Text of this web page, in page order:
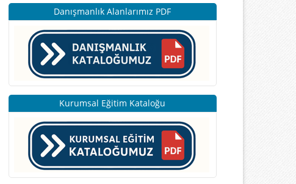
Danışmanlık Alanlarımız PDF
Kurumsal Eğitim Kataloğu